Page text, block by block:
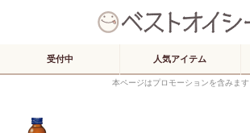
受付中 人気アイテム
本ページはプロモーションを含みます